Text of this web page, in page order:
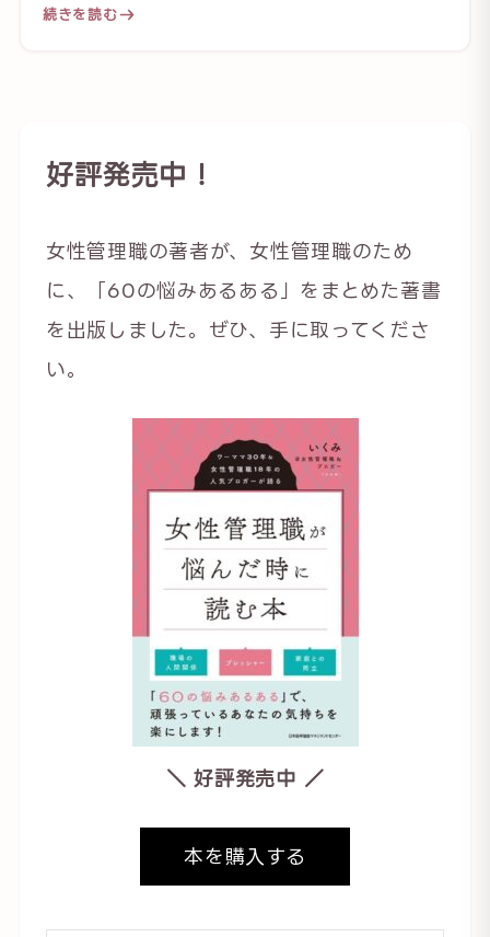
続きを読む
好評発売中！
女性管理職の著者が、女性管理職のため
に、「60の悩みあるある」をまとめた著書
を出版しました。ぜひ、手に取ってくださ
い。
＼ 好評発売中 ／
本を購入する